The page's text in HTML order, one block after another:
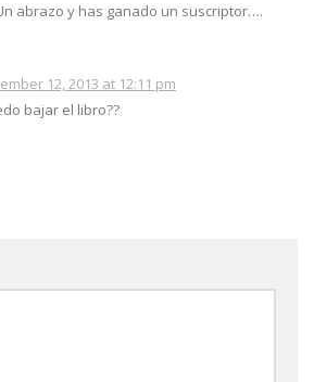
abrazo y has ganado un suscriptor….
12, 2013 at 12:11 pm
bajar el libro??